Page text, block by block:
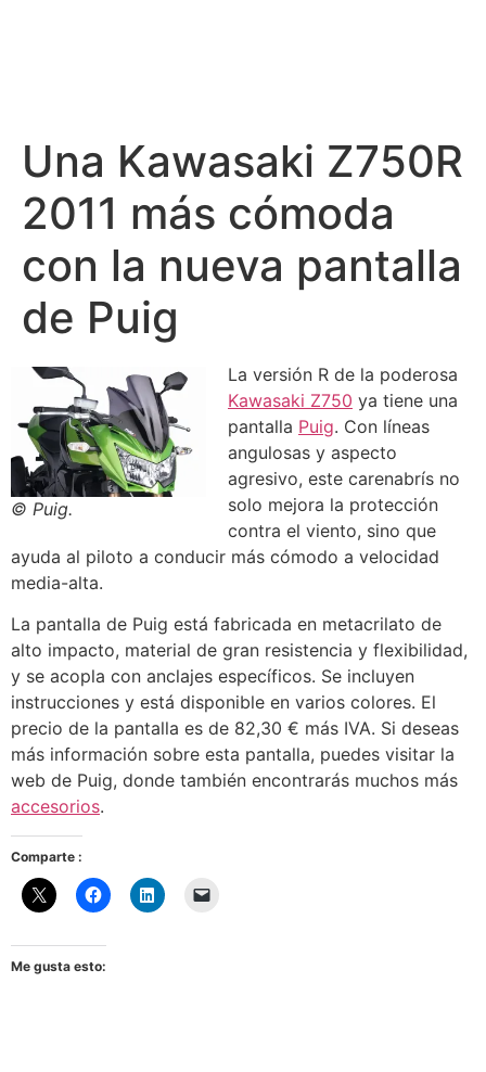
Una Kawasaki Z750R
2011 más cómoda
con la nueva pantalla
de Puig
© Puig.
La versión R de la poderosa
Kawasaki Z750 ya tiene una
pantalla Puig. Con líneas
angulosas y aspecto
agresivo, este carenabrís no
solo mejora la protección
contra el viento, sino que
ayuda al piloto a conducir más cómodo a velocidad
media-alta.
La pantalla de Puig está fabricada en metacrilato de
alto impacto, material de gran resistencia y flexibilidad,
y se acopla con anclajes específicos. Se incluyen
instrucciones y está disponible en varios colores. El
precio de la pantalla es de 82,30 € más IVA. Si deseas
más información sobre esta pantalla, puedes visitar la
web de Puig, donde también encontrarás muchos más
accesorios.
Comparte :
Me gusta esto: